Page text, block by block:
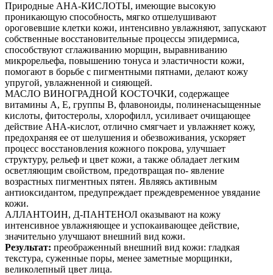
Природные АНА-КИСЛОТЫ, имеющие высокую
проникающую способность, мягко отшелушивают
ороговевшие клетки кожи, интенсивно увлажняют, запускают
собственные восстановительные процессы эпидермиса,
способствуют сглаживанию морщин, выравниванию
микрорельефа, повышению тонуса и эластичности кожи,
помогают в борьбе с пигментными пятнами, делают кожу
упругой, увлажненной и сияющей.
МАСЛО ВИНОГРАДНОЙ КОСТОЧКИ, содержащее
витамины А, Е, группы B, флавоноиды, полиненасыщенные
кислоты, фитостеролы, хлорофилл, усиливает очищающее
действие АНА-кислот, отлично смягчает и увлажняет кожу,
предохраняя ее от шелушения и обезвоживания, ускоряет
процесс восстановления кожного покрова, улучшает
структуру, рельеф и цвет кожи, а также обладает легким
осветляющим свойством, предотвращая по- явление
возрастных пигментных пятен. Являясь активным
антиоксидантом, предупреждает преждевременное увядание
кожи.
АЛЛАНТОИН, Д-ПАНТЕНОЛ оказывают на кожу
интенсивное увлажняющее и успокаивающее действие,
значительно улучшают внешний вид кожи.
Результат: преображенный внешний вид кожи: гладкая
текстура, суженные поры, менее заметные морщинки,
великолепный цвет лица.